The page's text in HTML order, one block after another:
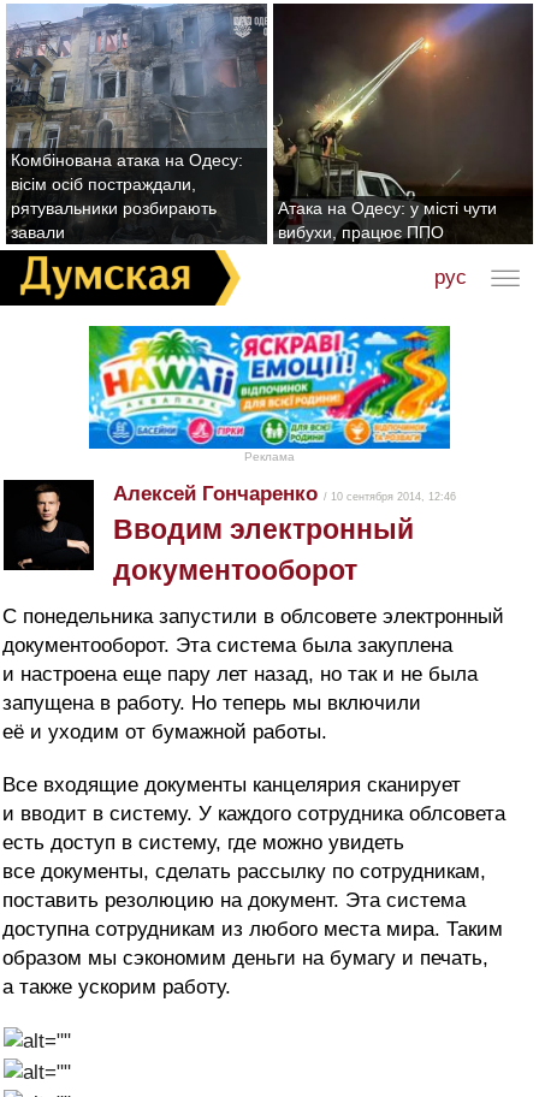
Комбінована атака на Одесу:
вісім осіб постраждали,
рятувальники розбирають
завали
Атака на Одесу: у місті чути
вибухи, працює ППО
рус
Реклама
Алексей Гончаренко / 10 сентября 2014, 12:46
Вводим электронный
документооборот
С понедельника запустили в облсовете электронный
документооборот. Эта система была закуплена
и настроена еще пару лет назад, но так и не была
запущена в работу. Но теперь мы включили
её и уходим от бумажной работы.
Все входящие документы канцелярия сканирует
и вводит в систему. У каждого сотрудника облсовета
есть доступ в систему, где можно увидеть
все документы, сделать рассылку по сотрудникам,
поставить резолюцию на документ. Эта система
доступна сотрудникам из любого места мира. Таким
образом мы сэкономим деньги на бумагу и печать,
а также ускорим работу.